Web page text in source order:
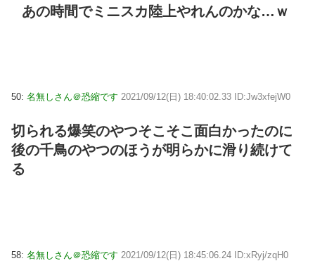
あの時間でミニスカ陸上やれんのかな…ｗ
50: 名無しさん＠恐縮です 2021/09/12(日) 18:40:02.33 ID:Jw3xfejW0
切られる爆笑のやつそこそこ面白かったのに
後の千鳥のやつのほうが明らかに滑り続けて
る
58: 名無しさん＠恐縮です 2021/09/12(日) 18:45:06.24 ID:xRyj/zqH0